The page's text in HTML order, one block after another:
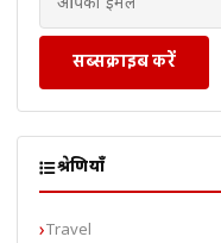
सब्सक्राइब करें
श्रेणियाँ
Travel